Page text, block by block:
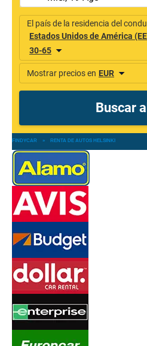
FINDYCAR » RENTA DE AUTOS HELSINKI